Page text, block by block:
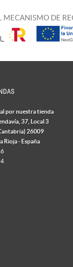
DE
por nuestra tienda
37, Local 3
26009
Rioja - España